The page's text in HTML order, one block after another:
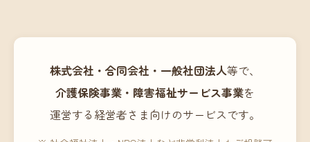
株式会社・合同会社・一般社団法人等で、
介護保険事業・障害福祉サービス事業を
運営する経営者さま向けのサービスです。